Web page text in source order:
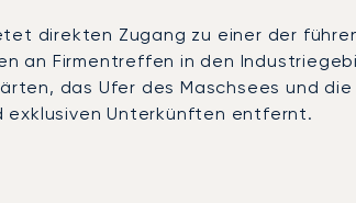
direkten Zugang zu einer der
an Firmentreffen in den
das Ufer des Maschsees und
exklusiven Unterkünften entfernt.
(HAJ), deren Zeitpläne sich ganz